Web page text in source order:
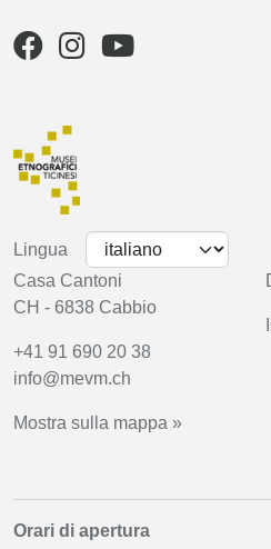
Lingua
Casa Cantoni
CH - 6838 Cabbio
+41 91 690 20 38
info@mevm.ch
Mostra sulla mappa »
Orari di apertura